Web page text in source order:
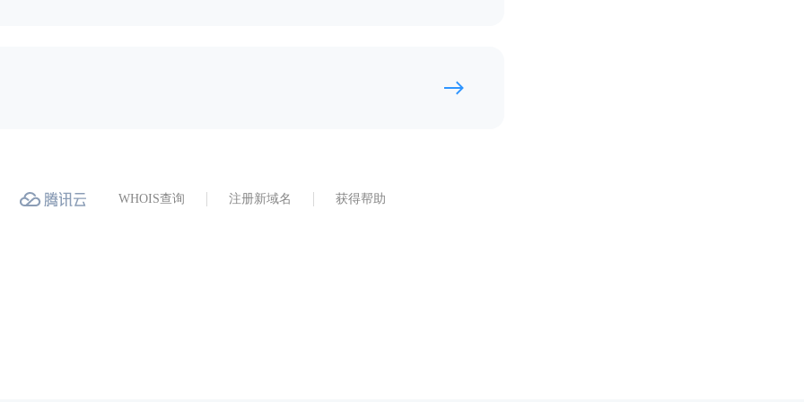
WHOIS查询 注册新域名 获得帮助